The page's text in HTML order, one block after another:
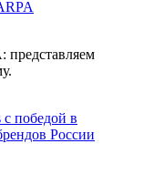
победой в
России